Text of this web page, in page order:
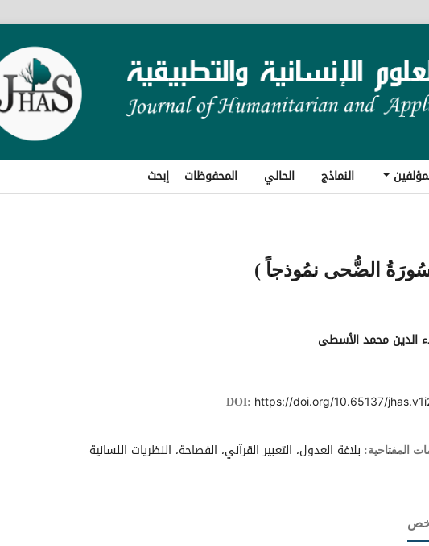
النماذج الحالي المحفوظات إبحث
سُورَةُ الضُّحى نمُوذجاً )
الدين محمد الأسطى
DOI: https://doi.org/10.65137/
المفتاحية: بلاغة العدول، التعبير القرآني، الفصاحة، النظريات اللسانية